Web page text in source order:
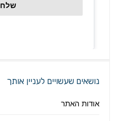
שלח
נושאים שעשויים לעניין אותך
אודות האתר